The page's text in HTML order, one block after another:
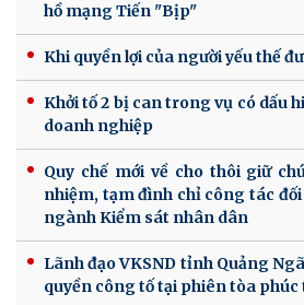
hồ mạng Tiến "Bịp"
Khi quyền lợi của người yếu thế
Khởi tố 2 bị can trong vụ có dấu
doanh nghiệp
Quy chế mới về cho thôi giữ
nhiệm, tạm đình chỉ công tác
ngành Kiểm sát nhân dân
Lãnh đạo VKSND tỉnh Quảng
quyền công tố tại phiên tòa phúc